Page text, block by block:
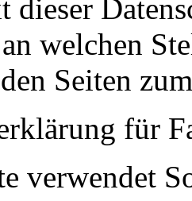
dieser
welchen
Seiten
für
verwendet